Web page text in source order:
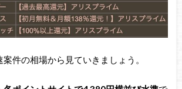
件の相場から見ていきましょう。